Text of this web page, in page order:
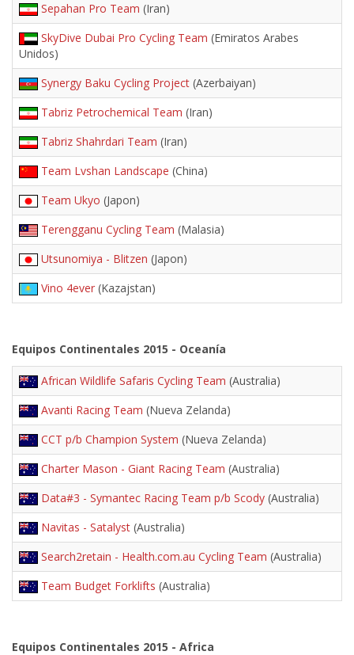
Sepahan Pro Team (Iran)
SkyDive Dubai Pro Cycling Team (Emiratos Arabes
Unidos)
Synergy Baku Cycling Project (Azerbaiyan)
Tabriz Petrochemical Team (Iran)
Tabriz Shahrdari Team (Iran)
Team Lvshan Landscape (China)
Team Ukyo (Japon)
Terengganu Cycling Team (Malasia)
Utsunomiya - Blitzen (Japon)
Vino 4ever (Kazajstan)
Equipos Continentales 2015 - Oceanía
African Wildlife Safaris Cycling Team (Australia)
Avanti Racing Team (Nueva Zelanda)
CCT p/b Champion System (Nueva Zelanda)
Charter Mason - Giant Racing Team (Australia)
Data#3 - Symantec Racing Team p/b Scody (Australia)
Navitas - Satalyst (Australia)
Search2retain - Health.com.au Cycling Team (Australia)
Team Budget Forklifts (Australia)
Equipos Continentales 2015 - Africa